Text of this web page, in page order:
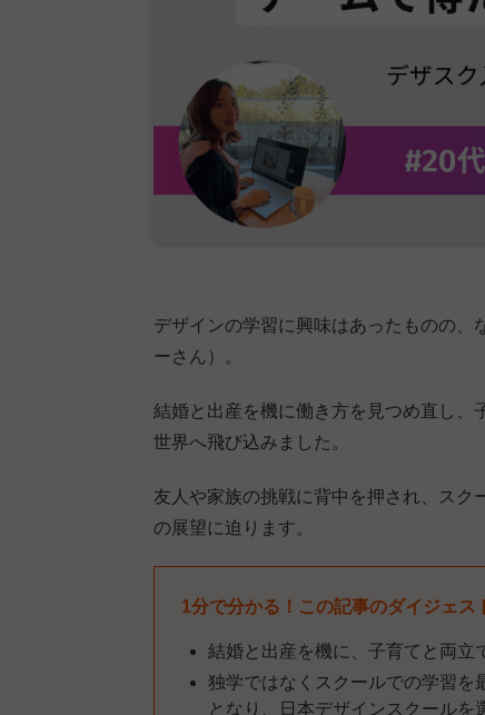
デザインの学習に興味はあったものの、
ーさん）。
結婚と出産を機に働き方を見つめ直し、
世界へ飛び込みました。
友人や家族の挑戦に背中を押され、スク
の展望に迫ります。
1分で分かる！この記事のダイジェス
結婚と出産を機に、子育てと両立
独学ではなくスクールでの学習を
となり、日本デザインスクールを